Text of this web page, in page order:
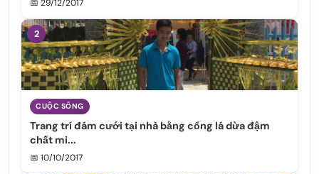
📅 29/12/2017
2
CUỘC SỐNG
Trang trí đám cưới tại nhà bằng cổng lá dừa đậm
chất mi...
📅 10/10/2017